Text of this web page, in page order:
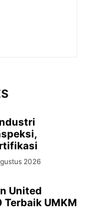
2026
United
Terbaik UMKM